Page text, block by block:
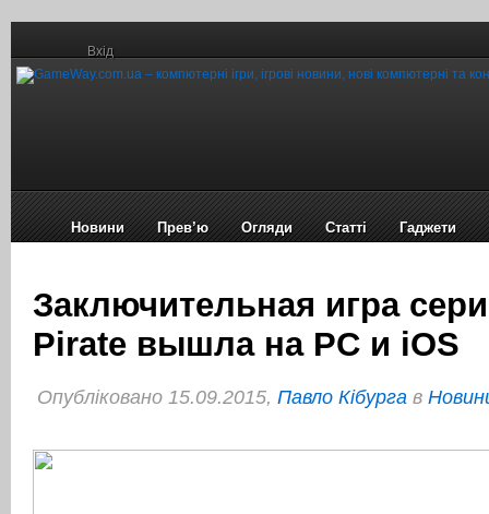
Вхід
Новини Прев’ю Огляди Статті Гаджети
Заключительная игра
Pirate вышла на PC и iOS
Опубліковано 15.09.2015, Павло Кібурга в